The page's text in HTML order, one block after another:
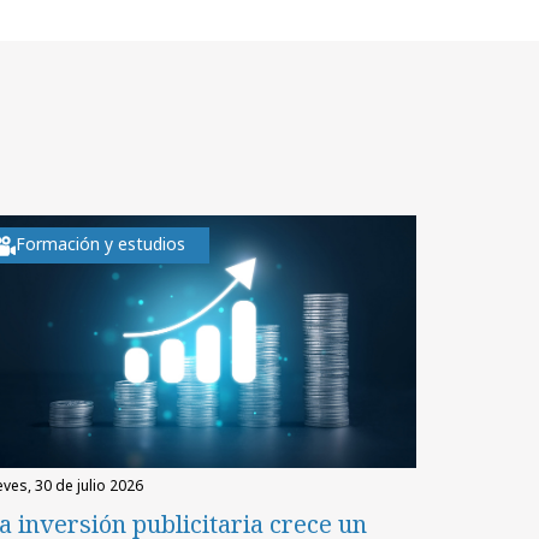
Formación y estudios
30 de julio 2026
inversión publicitaria crece un